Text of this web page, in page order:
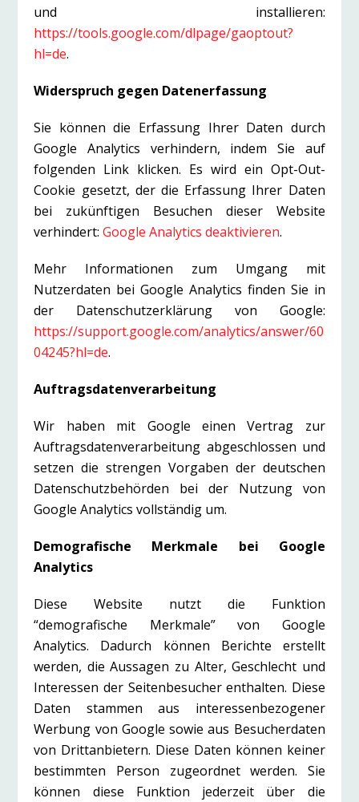
und installieren:
https://tools.google.com/dlpage/gaoptout?
hl=de.
Widerspruch gegen Datenerfassung
Sie können die Erfassung Ihrer Daten durch
Google Analytics verhindern, indem Sie auf
folgenden Link klicken. Es wird ein Opt-Out-
Cookie gesetzt, der die Erfassung Ihrer Daten
bei zukünftigen Besuchen dieser Website
verhindert:Google Analytics deaktivieren.
Mehr Informationen zum Umgang mit
Nutzerdaten bei Google Analytics finden Sie in
der Datenschutzerklärung von Google:
https://support.google.com/analytics/answer/60
04245?hl=de.
Auftragsdatenverarbeitung
Wir haben mit Google einen Vertrag zur
Auftragsdatenverarbeitung abgeschlossen und
setzen die strengen Vorgaben der deutschen
Datenschutzbehörden bei der Nutzung von
Google Analytics vollständig um.
Demografische Merkmale bei Google
Analytics
Diese Website nutzt die Funktion
“demografische Merkmale” von Google
Analytics. Dadurch können Berichte erstellt
werden, die Aussagen zu Alter, Geschlecht und
Interessen der Seitenbesucher enthalten. Diese
Daten stammen aus interessenbezogener
Werbung von Google sowie aus Besucherdaten
von Drittanbietern. Diese Daten können keiner
bestimmten Person zugeordnet werden. Sie
können diese Funktion jederzeit über die